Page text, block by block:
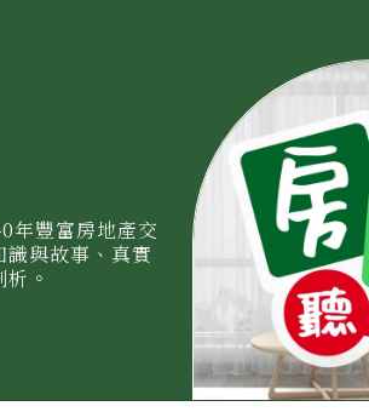
年豐富房地產交
與故事、真實
。